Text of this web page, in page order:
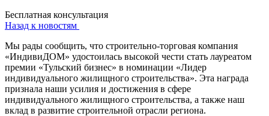
Бесплатная консультация
Назад к новостям
Мы рады сообщить, что строительно-торговая компания
«ИндивиДОМ» удостоилась высокой чести стать лауреатом
премии «Тульский бизнес» в номинации «Лидер
индивидуального жилищного строительства». Эта награда
признала наши усилия и достижения в сфере
индивидуального жилищного строительства, а также наш
вклад в развитие строительной отрасли региона.